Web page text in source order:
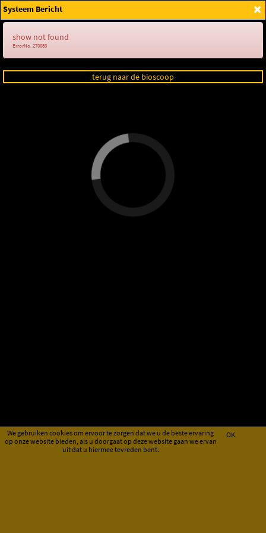
Login
We gebruiken cookies om ervoor te zorgen dat we u de beste ervaring
op onze website bieden, als u doorgaat op deze website gaan we ervan
uit dat u hiermee tevreden bent.
OK
×
Systeem Bericht
show not found
ErrorNo. 270083
terug naar de bioscoop